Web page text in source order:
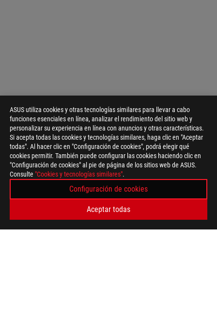
ASUS utiliza cookies y otras tecnologías similares para llevar a cabo
funciones esenciales en línea, analizar el rendimiento del sitio web y
personalizar su experiencia en línea con anuncios y otras características.
Si acepta todas las cookies y tecnologías similares, haga clic en "Aceptar
todas". Al hacer clic en "Configuración de cookies", podrá elegir qué
cookies permitir. También puede configurar las cookies haciendo clic en
"Configuración de cookies" al pie de página de los sitios web de ASUS.
Consulte "Cookies y tecnologías similares".
Configuración de cookies
Aceptar todas
ASUS
Footer
> GAMING ESCRITORIO > ESCRITORIO FILTER
> ROG G22CH GALLERY
TIPO DE PAGO ADMITIDO